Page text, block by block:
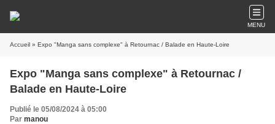
MENU
Accueil » Expo "Manga sans complexe" à Retournac / Balade en Haute-Loire
Expo "Manga sans complexe" à Retournac /
Balade en Haute-Loire
Publié le 05/08/2024 à 05:00
Par manou